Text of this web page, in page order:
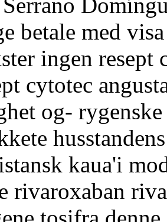
betale med
ingen
cytotec
og- rygenske
kaua'i
rivaroxaban